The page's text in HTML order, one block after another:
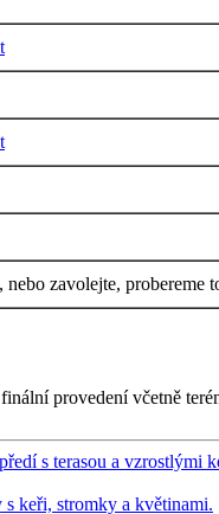
zavolejte, probereme
provedení včetně